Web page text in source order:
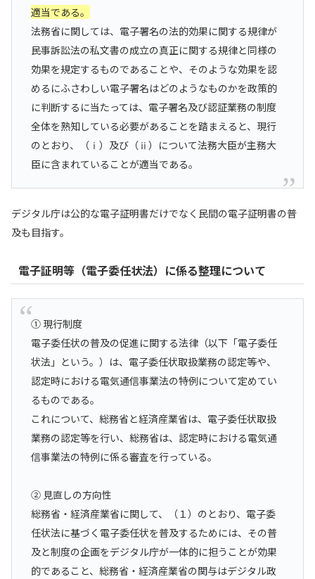
適当である。
法務省に関しては、電子署名の法的効果に関する規律が
民事訴訟法の私文書の成立の真正に関する規律と同様の
効果を規定するものであることや、そのような効果を認
めるにふさわしい電子署名はどのようなものかを政策的
に判断するに当たっては、電子署名及び認証業務の制度
全体を熟知している必要があることを踏まえると、現行
のとおり、（ⅰ）及び（ⅱ）について法務大臣が主務大
臣に含まれていることが適当である。
デジタル庁は公的な電子証明書だけでなく民間の電子証明書の普
及も目指す。
電子証明等（電子委任状法）に係る整理について
① 現行制度
電子委任状の普及の促進に関する法律（以下「電子委任
状法」という。）は、電子委任状取扱業務の認定等や、
認定時における電気通信事業法の特例について定めてい
るものである。
これについて、総務省と経済産業省は、電子委任状取扱
業務の認定等を行い、総務省は、認定時における電気通
信事業法の特例に係る審査を行っている。
② 見直しの方向性
総務省・経済産業省に関して、（１）のとおり、電子委
任状法に基づく電子委任状を普及するためには、その普
及と制度の企画をデジタル庁が一体的に担うことが効果
的であること、総務省・経済産業省の関与はデジタル政